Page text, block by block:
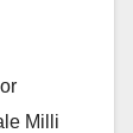
Milli